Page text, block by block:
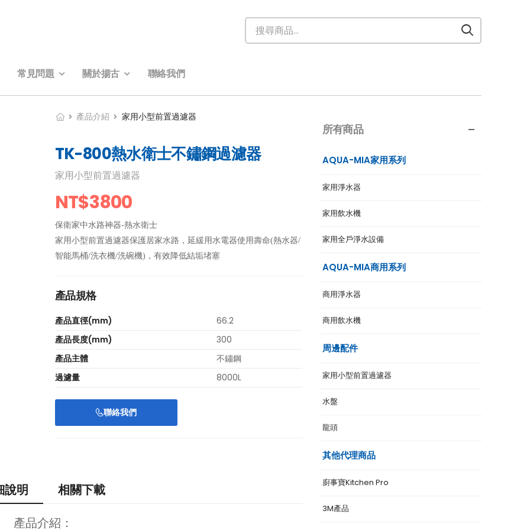
常見問題 關於揚古 聯絡我們
所有商品
AQUA-MIA家用系列
家用淨水器
家用飲水機
家用全戶淨水設備
AQUA-MIA商用系列
商用淨水器
商用飲水機
周邊配件
家用小型前置過濾器
水盤
龍頭
其他代理商品
廚事寶Kitchen Pro
3M產品
產品介紹 家用小型前置過濾器
TK-800熱水衛士不鏽鋼過濾器
家用小型前置過濾器
NT$3800
保衛家中水路神器-熱水衛士
家用小型前置過濾器保護居家水路，延緩用水電器使用壽命(熱水器/
智能馬桶/洗衣機/洗碗機)，有效降低結垢堵塞
產品規格
產品直徑(mm)
66.2
產品長度(mm)
300
產品主體
不鏽鋼
過濾量
8000L
聯絡我們
說明 相關下載
產品介紹：